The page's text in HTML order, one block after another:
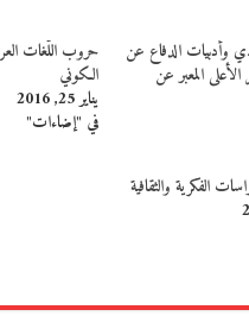
وأدبيات الدفاع عن
الأعلى المعبر عن
حروب اللّغات
الكوني
يناير 25, 2016
في "إضاءات"
الفكرية والثقافية